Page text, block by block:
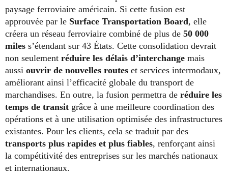
paysage ferroviaire américain. Si cette fusion est
approuvée par le Surface Transportation Board, elle
créera un réseau ferroviaire combiné de plus de 50 000
miles s’étendant sur 43 États. Cette consolidation devrait
non seulement réduire les délais d’interchange mais
aussi ouvrir de nouvelles routes et services intermodaux,
améliorant ainsi l’efficacité globale du transport de
marchandises. En outre, la fusion permettra de réduire les
temps de transit grâce à une meilleure coordination des
opérations et à une utilisation optimisée des infrastructures
existantes. Pour les clients, cela se traduit par des
transports plus rapides et plus fiables, renforçant ainsi
la compétitivité des entreprises sur les marchés nationaux
et internationaux.